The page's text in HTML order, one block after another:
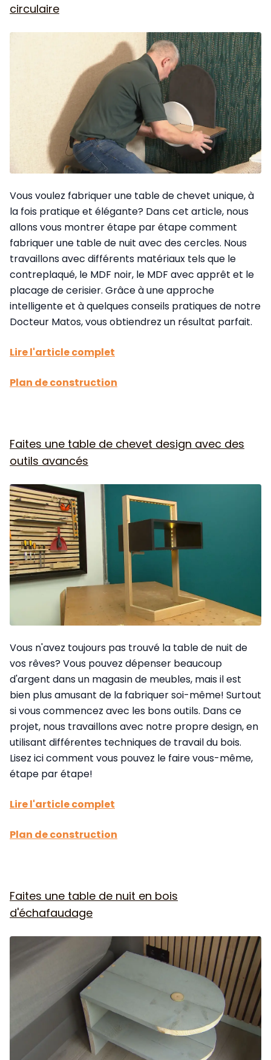
circulaire
Vous voulez fabriquer une table de chevet unique, à
la fois pratique et élégante? Dans cet article, nous
allons vous montrer étape par étape comment
fabriquer une table de nuit avec des cercles. Nous
travaillons avec différents matériaux tels que le
contreplaqué, le MDF noir, le MDF avec apprêt et le
placage de cerisier. Grâce à une approche
intelligente et à quelques conseils pratiques de notre
Docteur Matos, vous obtiendrez un résultat parfait.
Lire l'article complet
Plan de construction
Faites une table de chevet design avec des
outils avancés
Vous n'avez toujours pas trouvé la table de nuit de
vos rêves? Vous pouvez dépenser beaucoup
d'argent dans un magasin de meubles, mais il est
bien plus amusant de la fabriquer soi-même! Surtout
si vous commencez avec les bons outils. Dans ce
projet, nous travaillons avec notre propre design, en
utilisant différentes techniques de travail du bois.
Lisez ici comment vous pouvez le faire vous-même,
étape par étape!
Lire l'article complet
Plan de construction
Faites une table de nuit en bois
d'échafaudage